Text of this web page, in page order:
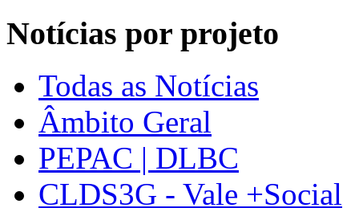
Notícias por projeto
Todas as Notícias
Âmbito Geral
PEPAC | DLBC
CLDS3G - Vale +Social